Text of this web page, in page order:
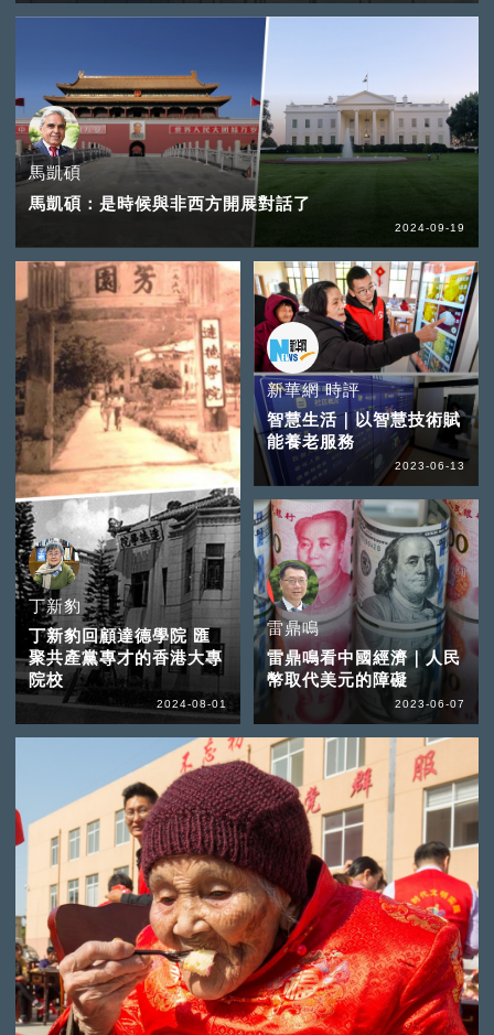
馬凱碩
馬凱碩：是時候與非西方開展對話了
2024-09-19
丁新豹
丁新豹回顧達德學院 匯
聚共產黨專才的香港大專
院校
2024-08-01
新華網 時評
智慧生活｜以智慧技術賦
能養老服務
2023-06-13
雷鼎鳴
雷鼎鳴看中國經濟｜人民
幣取代美元的障礙
2023-06-07